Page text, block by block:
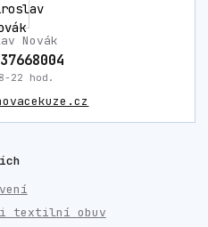
Novák
22 hod.
i textilní obuv